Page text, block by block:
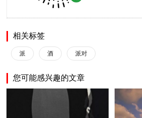
相关标签
派 酒 派对
您可能感兴趣的文章